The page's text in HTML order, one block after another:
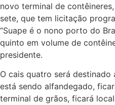
novo terminal de
sete, que tem licitação
“Suape é o nono porto do
quinto em volume de
presidente.
O cais quatro será
está sendo alfandegado,
terminal de grãos, ficará